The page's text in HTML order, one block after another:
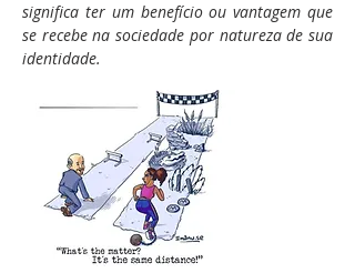
significa ter um benefício ou vantagem que
se recebe na sociedade por natureza de sua
identidade.